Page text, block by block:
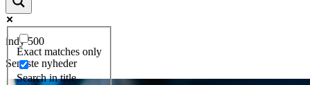
Exact matches only
Search in title
indy 500
Seneste nyheder